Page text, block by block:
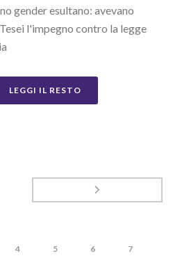
gender esultano: avevano
l'impegno contro la legge
LEGGI IL RESTO
4 5 6 7